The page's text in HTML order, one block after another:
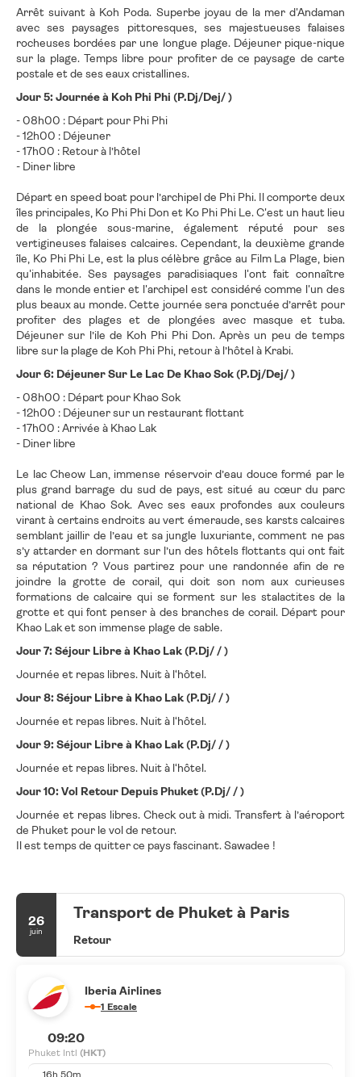
Arrêt suivant à Koh Poda. Superbe joyau de la mer d'Andaman
avec ses paysages pittoresques, ses majestueuses falaises
rocheuses bordées par une longue plage. Déjeuner pique-nique
sur la plage. Temps libre pour profiter de ce paysage de carte
postale et de ses eaux cristallines.
Jour 5: Journée à Koh Phi Phi (P.Dj/Dej/ )
- 08h00 : Départ pour Phi Phi
- 12h00 : Déjeuner
- 17h00 : Retour à l’hôtel
- Diner libre
Départ en speed boat pour l’archipel de Phi Phi. Il comporte deux
îles principales, Ko Phi Phi Don et Ko Phi Phi Le. C'est un haut lieu
de la plongée sous-marine, également réputé pour ses
vertigineuses falaises calcaires. Cependant, la deuxième grande
île, Ko Phi Phi Le, est la plus célèbre grâce au Film La Plage, bien
qu'inhabitée. Ses paysages paradisiaques l'ont fait connaître
dans le monde entier et l'archipel est considéré comme l'un des
plus beaux au monde. Cette journée sera ponctuée d’arrêt pour
profiter des plages et de plongées avec masque et tuba.
Déjeuner sur l’ile de Koh Phi Phi Don. Après un peu de temps
libre sur la plage de Koh Phi Phi, retour à l’hôtel à Krabi.
Jour 6: Déjeuner Sur Le Lac De Khao Sok (P.Dj/Dej/ )
- 08h00 : Départ pour Khao Sok
- 12h00 : Déjeuner sur un restaurant flottant
- 17h00 : Arrivée à Khao Lak
- Diner libre
Le lac Cheow Lan, immense réservoir d’eau douce formé par le
plus grand barrage du sud de pays, est situé au cœur du parc
national de Khao Sok. Avec ses eaux profondes aux couleurs
virant à certains endroits au vert émeraude, ses karsts calcaires
semblant jaillir de l’eau et sa jungle luxuriante, comment ne pas
s’y attarder en dormant sur l’un des hôtels flottants qui ont fait
sa réputation ? Vous partirez pour une randonnée afin de re
joindre la grotte de corail, qui doit son nom aux curieuses
formations de calcaire qui se forment sur les stalactites de la
grotte et qui font penser à des branches de corail. Départ pour
Khao Lak et son immense plage de sable.
Jour 7: Séjour Libre à Khao Lak (P.Dj/ / )
Journée et repas libres. Nuit à l‘hôtel.
Jour 8: Séjour Libre à Khao Lak (P.Dj/ / )
Journée et repas libres. Nuit à l‘hôtel.
Jour 9: Séjour Libre à Khao Lak (P.Dj/ / )
Journée et repas libres. Nuit à l‘hôtel.
Jour 10: Vol Retour Depuis Phuket (P.Dj/ / )
Journée et repas libres. Check out à midi. Transfert à l’aéroport
de Phuket pour le vol de retour.
Il est temps de quitter ce pays fascinant. Sawadee !
26
juin
Transport de Phuket à Paris
Retour
Iberia Airlines
1 Escale
09:20
Phuket Intl (HKT)
16h 50m